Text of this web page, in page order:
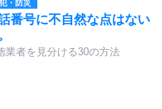
・防災
番号に不自然な点はない
業者を見分ける30の方法